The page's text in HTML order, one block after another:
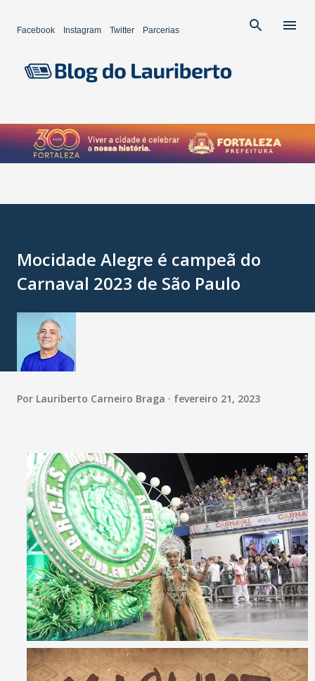
Facebook Instagram Twitter Parcerias
Mocidade Alegre é campeã do
Carnaval 2023 de São Paulo
Por Lauriberto Carneiro Braga fevereiro 21, 2023